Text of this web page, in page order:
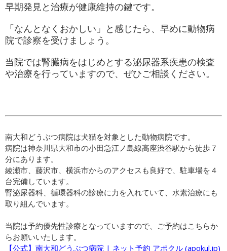
早期発見と治療が健康維持の鍵です。
「なんとなくおかしい」と感じたら、早めに動物病
院で診察を受けましょう。
当院では腎臓病をはじめとする泌尿器系疾患の検査
や治療を行っていますので、ぜひご相談ください。
南大和どうぶつ病院は犬猫を対象とした動物病院です。
病院は神奈川県大和市の小田急江ノ島線高座渋谷駅から徒歩７
分にあります。
綾瀬市、藤沢市、横浜市からのアクセスも良好で、駐車場を４
台完備しています。
腎泌尿器科、循環器科の診療に力を入れていて、水素治療にも
取り組んでいます。
当院は予約優先性診療となっていますので、ご予約はこちらか
らお願いいたします。
【公式】南大和どうぶつ病院 | ネット予約 アポクル (apokul.jp)